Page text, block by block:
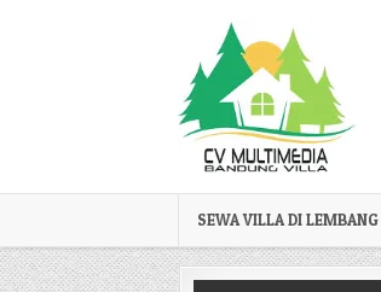
SEWA VILLA DI LEMBANG